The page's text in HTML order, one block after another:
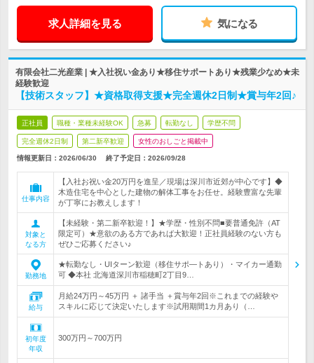
求人詳細を見る 気になる
有限会社二光産業 | ★入社祝い金あり★移住サポートあり★残業少なめ★未
経験歓迎
【技術スタッフ】★資格取得支援★完全週休2日制★賞与年2回♪
正社員 職種・業種未経験OK 急募 転勤なし 学歴不問
完全週休2日制 第二新卒歓迎 女性のおしごと掲載中
情報更新日：2026/06/30 終了予定日： 2026/09/28
仕事内容
【入社お祝い金20万円を進呈／現場は深川市近郊が中心です】◆
木造住宅を中心とした建物の解体工事をお任せ。経験豊富な先輩
が丁寧にお教えします！
対象と
なる方
【未経験・第二新卒歓迎！】★学歴・性別不問■要普通免許（AT
限定可）★意欲のある方であれば大歓迎！正社員経験のない方も
ぜひご応募ください♪
勤務地
★転勤なし・UIターン歓迎（移住サポ―トあり）・マイカー通勤
可 ◆本社 北海道深川市稲穂町2丁目9…
給与
月給24万円～45万円 ＋ 諸手当 ＋賞与年2回※これまでの経験や
スキルに応じて決定いたします※試用期間1カ月あり（…
初年度
年収
300万円～700万円